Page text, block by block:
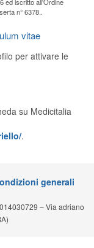
n° 6378..
vitae
per attivare le
su Medicitalia
.
generali
– Via adriano